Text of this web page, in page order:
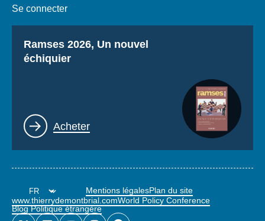
Se connecter
Titre
Ramses 2026, Un nouvel
échiquier
Lien
Acheter
Mentions légalesPlan du site
www.thierrydemontbrial.comWorld Policy Conference
Blog Politique étrangère